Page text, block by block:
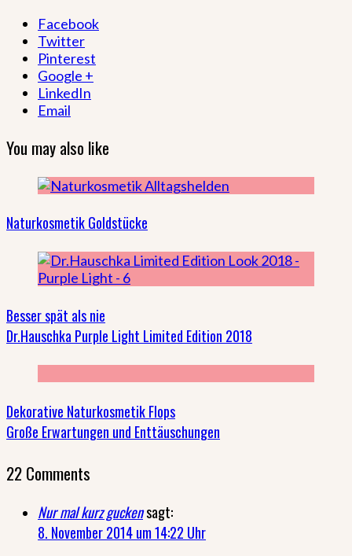
Facebook
Twitter
Pinterest
Google +
LinkedIn
Email
You may also like
Naturkosmetik Goldstücke
Besser spät als nie
Dr.Hauschka Purple Light Limited Edition 2018
Dekorative Naturkosmetik Flops
Große Erwartungen und Enttäuschungen
22 Comments
Nur mal kurz guckensagt:
8. November 2014 um 14:22 Uhr